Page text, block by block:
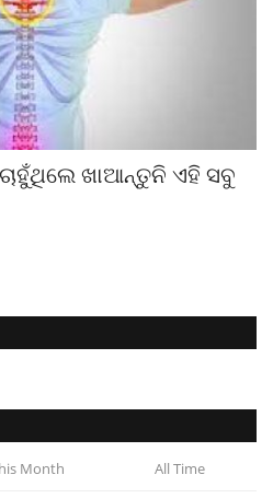
ଖାଆନ୍ତୁନି ଏହି ସବୁ
Month All Time